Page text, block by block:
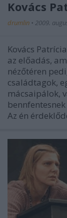
Kovács
drumlin • 2009.
Kovács
az előadás,
nézőtéren
családtagok,
mácsaipálok,
Az én